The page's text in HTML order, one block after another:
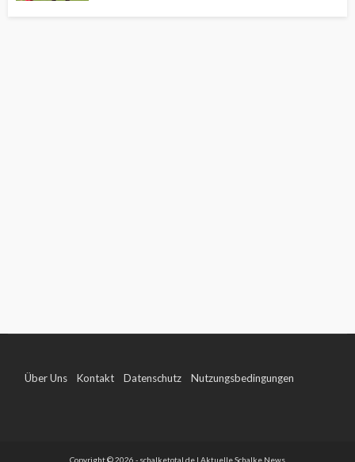
Über Uns Kontakt Datenschutz Nutzungsbedingungen
Copyright © 2026 - schalketotal.de | Aktuelle Schalke News